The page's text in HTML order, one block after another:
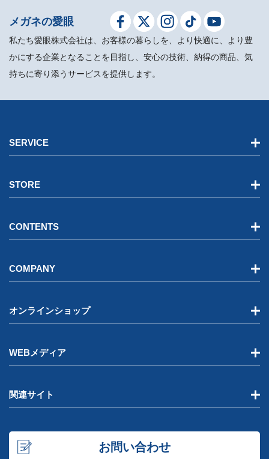
メガネの愛眼
私たち愛眼株式会社は、お客様の暮らしを、より快適に、より豊
かにする企業となることを目指し、安心の技術、納得の商品、気
持ちに寄り添うサービスを提供します。
SERVICE
STORE
CONTENTS
COMPANY
オンラインショップ
WEBメディア
関連サイト
お問い合わせ